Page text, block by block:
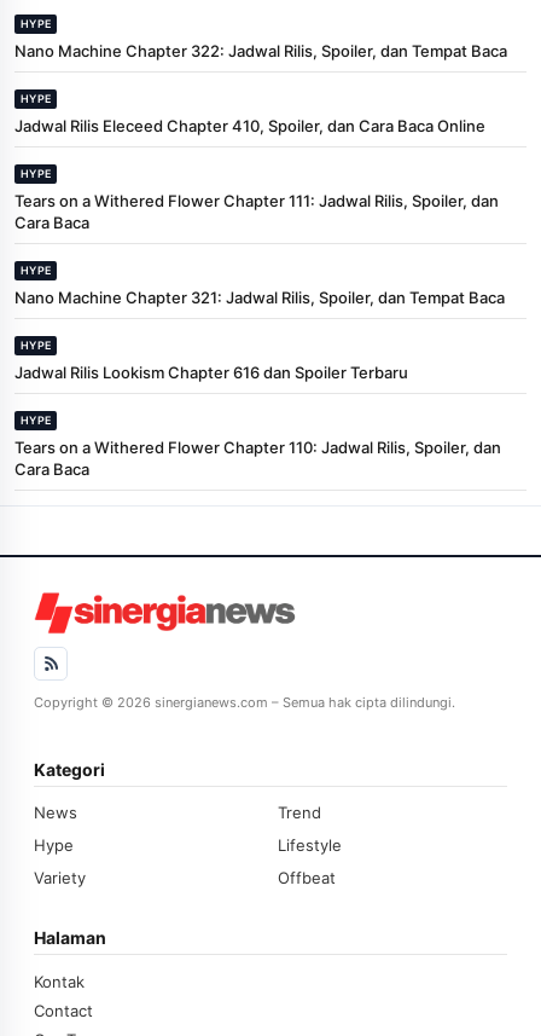
HYPE
Nano Machine Chapter 322: Jadwal Rilis, Spoiler, dan Tempat Baca
HYPE
Jadwal Rilis Eleceed Chapter 410, Spoiler, dan Cara Baca Online
HYPE
Tears on a Withered Flower Chapter 111: Jadwal Rilis, Spoiler, dan
Cara Baca
HYPE
Nano Machine Chapter 321: Jadwal Rilis, Spoiler, dan Tempat Baca
HYPE
Jadwal Rilis Lookism Chapter 616 dan Spoiler Terbaru
HYPE
Tears on a Withered Flower Chapter 110: Jadwal Rilis, Spoiler, dan
Cara Baca
Copyright © 2026 sinergianews.com – Semua hak cipta dilindungi.
Kategori
News
Trend
Hype
Lifestyle
Variety
Offbeat
Halaman
Kontak
Contact